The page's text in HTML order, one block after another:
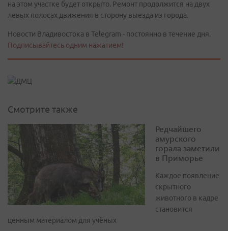
на этом участке будет открыто. Ремонт продолжится на двух
левых полосах движения в сторону выезда из города.
Новости Владивостока в Telegram - постоянно в течение дня.
Подписывайтесь одним нажатием!
Смотрите также
Редчайшего
амурского
горала заметили
в Приморье
Каждое появление
скрытного
животного в кадре
становится
ценным материалом для учёных